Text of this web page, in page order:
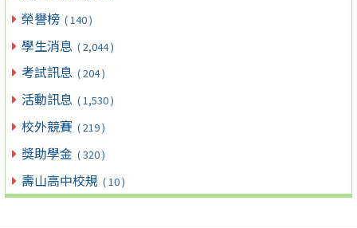
榮譽榜 ( 140 )
學生消息 ( 2,044 )
考試訊息 ( 204 )
活動訊息 ( 1,530 )
校外競賽 ( 219 )
獎助學金 ( 320 )
壽山高中校規 ( 10 )